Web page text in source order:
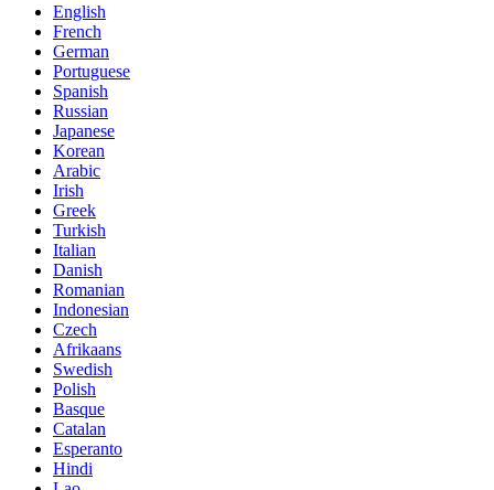
English
French
German
Portuguese
Spanish
Russian
Japanese
Korean
Arabic
Irish
Greek
Turkish
Italian
Danish
Romanian
Indonesian
Czech
Afrikaans
Swedish
Polish
Basque
Catalan
Esperanto
Hindi